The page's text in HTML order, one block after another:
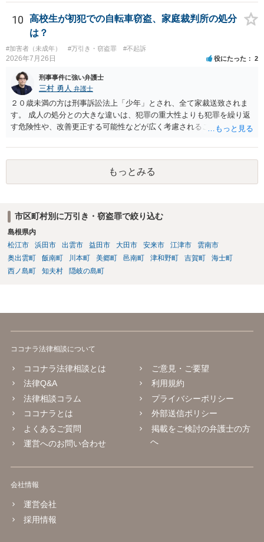
いては、相談者さんにとって有意な事情と考えて良いのではないでし
ょうか。 上記、ご参考ください。
10
高校生が初犯での自転車窃盗、家庭裁判所の処分
は？
#加害者（未成年） #万引き・窃盗罪 #不起訴
2026年7月26日 役にたった 2
刑事事件に強い弁護士
三村 勇人 弁護士
２０歳未満の方は刑事訴訟法上「少年」とされ、全て家裁送致されま
す。 成人の処分との大きな違いは、犯罪の重大性よりも犯罪を繰り返
す危険性や、改善更正する可能性などが広く考慮されることです。 そ
年とされ、犯罪を犯していなくとも、不良交友等が原因で、保護観察
や少年院送致される可能性もあります。 本件生活状況が分かりません
ので、適切なアドバイスがしにくいのですが、通常初犯の自転車窃盗
で生活環境が整っていれば、審判不開始か不処分となる可能性はあり
もっとみる
市区町村別に万引き・窃盗罪で絞り込む
島根県内
松江市
浜田市 出雲市 益田市 大田市 安来市 江津市
雲南市
奥出雲町
飯南町 川本町 美郷町 邑南町 津和野町 吉賀町
海士町
西ノ島町
知夫村 隠岐の島町
ココナラ法律相談について
ココナラ法律相談とは
法律Q&A
法律相談コラム
ココナラとは
よくあるご質問
運営へのお問い合わせ
ご意見・ご要望
利用規約
プライバシーポリシー
外部送信ポリシー
掲載をご検討の弁護士の方
へ
会社情報
運営会社
採用情報